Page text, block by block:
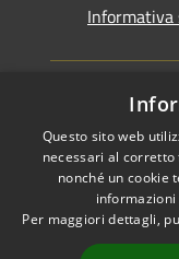
Informativa
RSS
Accessibilità
Cookie
Questo sito web
necessari al
nonché un cookie
Per maggiori dettagli,